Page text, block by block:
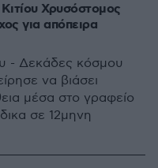
Χρυσόστομος
για απόπειρα
- Δεκάδες κόσμου
να βιάσει
μέσα στο γραφείο
σε 12μηνη